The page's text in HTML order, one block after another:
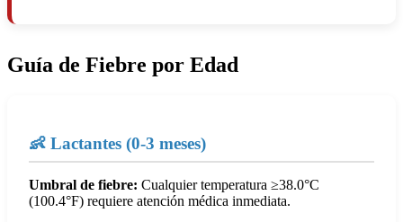
Guía de Fiebre por Edad
👶 Lactantes (0-3 meses)
Umbral de fiebre: Cualquier temperatura ≥38.0°C
(100.4°F) requiere atención médica inmediata.